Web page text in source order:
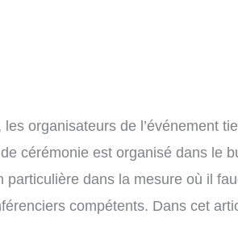
organisateurs de l’événement
cérémonie est organisé dans le
dans la mesure où il
compétents. Dans cet